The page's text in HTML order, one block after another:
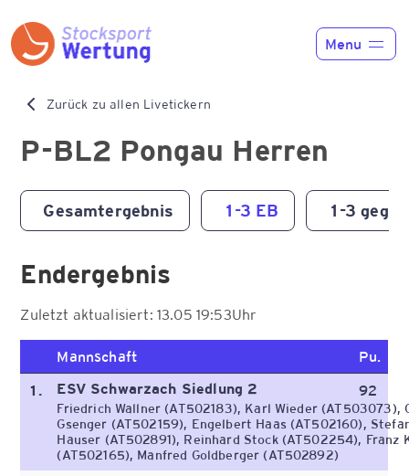
Menu
Funktionen
Preise
Registrieren Anmelden
Zurück zu allen Livetickern
P-BL2 Pongau Herren
Gesamtergebnis 1-3 EB 1-3
Endergebnis
Zuletzt aktualisiert: 13.05 19:53Uhr
Mannschaft Pu.
1. ESV Schwarzach Siedlung 2
Friedrich Wallner (AT502183), Karl Wieder (AT503073),
Gsenger (AT502159), Engelbert Haas (AT502160),
Hauser (AT502891), Reinhard Stock (AT502254), Franz
(AT502165), Manfred Goldberger (AT502892)
92